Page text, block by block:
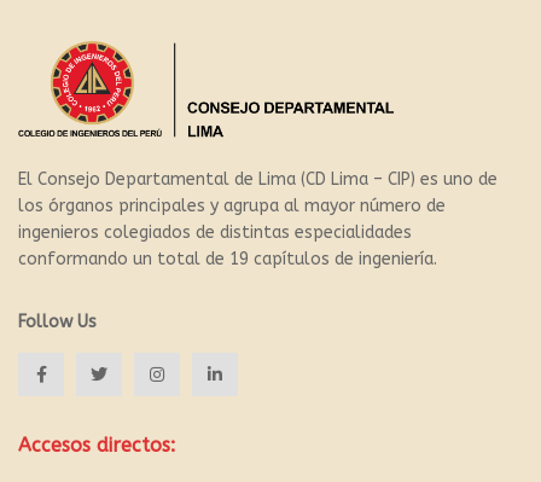
El Consejo Departamental de Lima (CD Lima – CIP) es uno de
los órganos principales y agrupa al mayor número de
ingenieros colegiados de distintas especialidades
conformando un total de 19 capítulos de ingeniería.
Follow Us
Accesos directos: